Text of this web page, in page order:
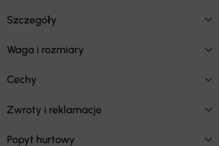
Szczegóły
Waga i rozmiary
Cechy
Zwroty i reklamacje
Popyt hurtowy